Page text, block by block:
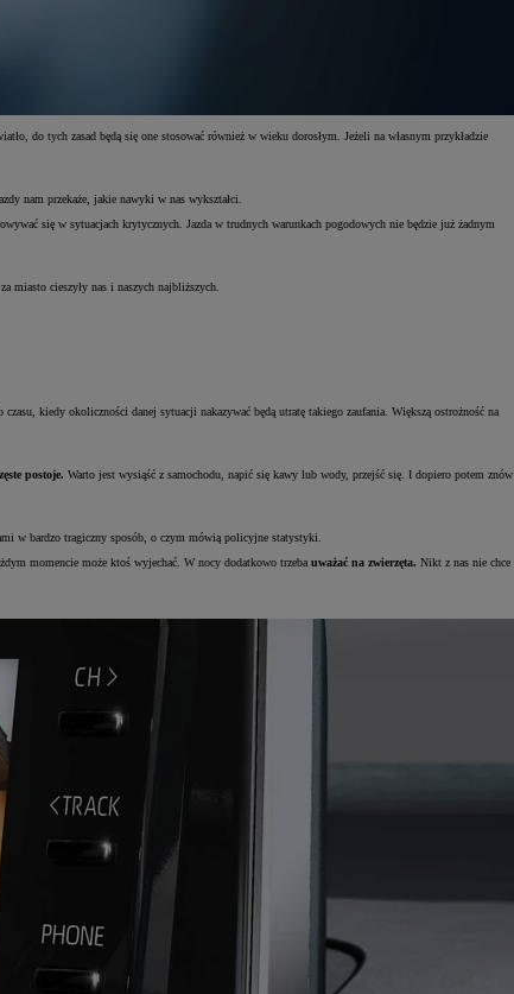
do tych zasad będą się one stosować również w wieku dorosłym. Jeżeli na własnym przykładzie
nam przekaże, jakie nawyki w nas wykształci.
się w sytuacjach krytycznych. Jazda w trudnych warunkach pogodowych nie będzie już żadnym
miasto cieszyły nas i naszych najbliższych.
kiedy okoliczności danej sytuacji nakazywać będą utratę takiego zaufania. Większą ostrożność na
postoje. Warto jest wysiąść z samochodu, napić się kawy lub wody, przejść się. I dopiero potem znów
w bardzo tragiczny sposób, o czym mówią policyjne statystyki.
momencie może ktoś wyjechać. W nocy dodatkowo trzeba uważać na zwierzęta. Nikt z nas nie chce